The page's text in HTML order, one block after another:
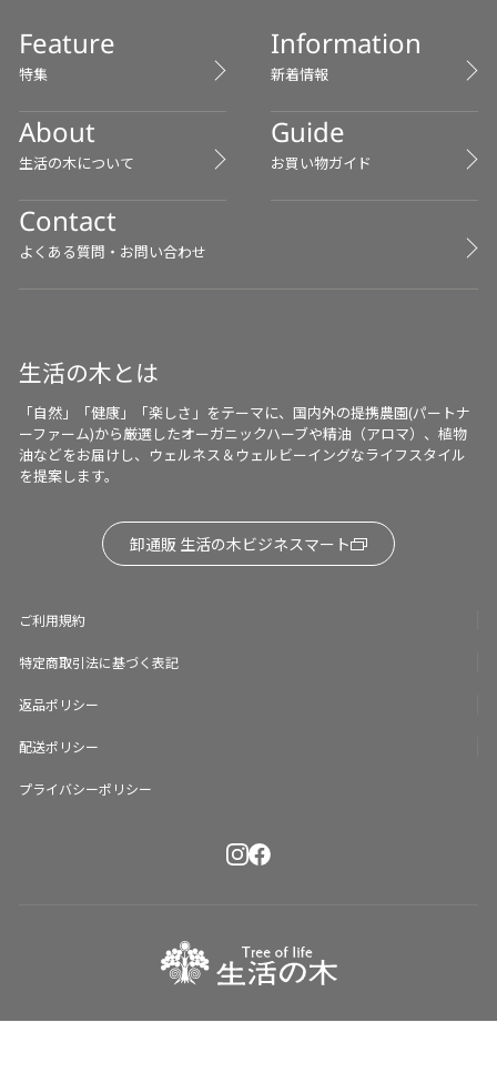
後、ティッシュで軽く肌のべ
たつきをおさえて油分を調整
これで、この後のメイクによ
います メイクをするときも、
乾燥しがちな頬などには クリ
ームファンデーションにシア
バターをほんのちょこっと混
ぜて使います 少しオイリーに
なったり、場所によっては崩
の量はお好みで👍 その他「買
プなどにも混ぜて使うと ふっ
くら自然なツヤのリップとし
て使えます💄 詰め替えできる
お得な30gや100gがあるのも嬉
しい所(^^) ケースに詰め替え
たら、残りは冷蔵庫に保管し
ほど洗いながら繰り返し使用
していて エコにもつながって
にでも使えて 赤ちゃんのお肌
みです😊
Feature
特集
Information
新着情報
About
生活の木について
Guide
お買い物ガイド
Contact
よくある質問・お問い合わせ
生活の木とは
「自然」「健康」「楽しさ」をテーマに、国内外の提携農園(パートナ
ーファーム)から厳選したオーガニックハーブや精油（アロマ）、植物
油などをお届けし、ウェルネス＆ウェルビーイングなライフスタイル
を提案します。
卸通販 生活の木ビジネスマート
ご利用規約
特定商取引法に基づく表記
返品ポリシー
配送ポリシー
プライバシーポリシー